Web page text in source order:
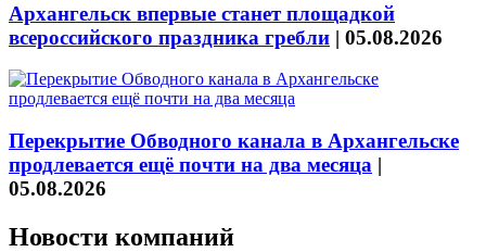
Архангельск впервые станет площадкой
всероссийского праздника гребли | 05.08.2026
Перекрытие Обводного канала в Архангельске
продлевается ещё почти на два месяца |
05.08.2026
Новости компаний